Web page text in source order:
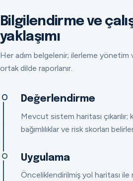
Bilgilendirme ve
yaklaşımı
Her adım belgelenir; ilerleme yönetim
ortak dilde raporlanır.
Değerlendirme
Mevcut sistem haritası çıkarılır;
bağımlılıklar ve risk skorları
Uygulama
Önceliklendirilmiş yol haritası